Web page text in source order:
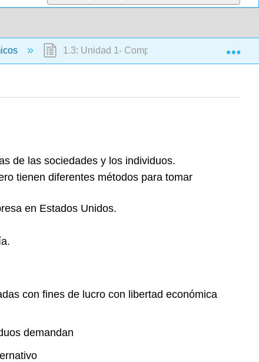
1.3: Unidad 1- Comprensiones básicas,
de las sociedades y los individuos.
tienen diferentes métodos para tomar
en Estados Unidos.
con fines de lucro con libertad económica
demandan